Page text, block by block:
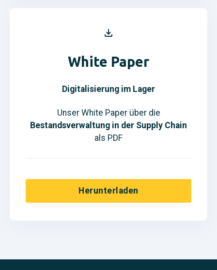
White Paper
Digitalisierung im Lager
Unser White Paper über die
Bestandsverwaltung in der Supply Chain
als PDF
Herunterladen